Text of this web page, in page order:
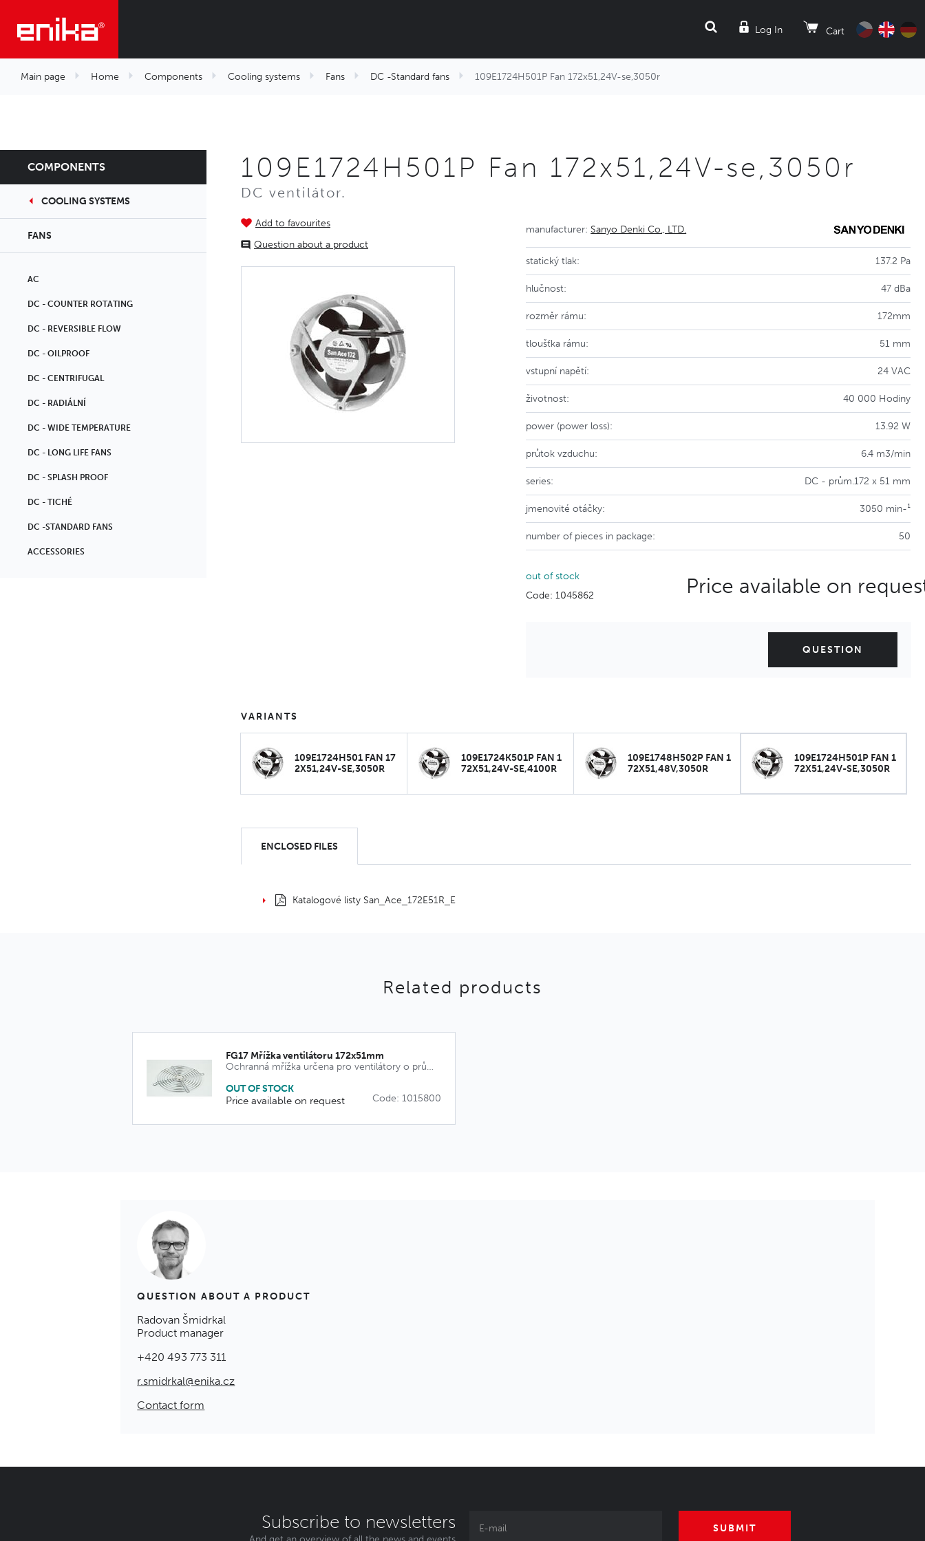
Log In Cart
SEARCH
Main page Home Components Cooling systems Fans DC -Standard fans 109E1724H501P Fan 172x51,24V-se,3050r
COMPONENTS
COOLING SYSTEMS
FANS
AC
DC - COUNTER ROTATING
DC - REVERSIBLE FLOW
DC - OILPROOF
DC - CENTRIFUGAL
DC - RADIÁLNÍ
DC - WIDE TEMPERATURE
DC - LONG LIFE FANS
DC - SPLASH PROOF
DC - TICHÉ
DC -STANDARD FANS
ACCESSORIES
109E1724H501P Fan 172x51,24V-se,3050r
DC ventilátor.
Add to favourites
Question about a product
manufacturer: Sanyo Denki Co., LTD.
statický tlak: 137.2 Pa
hlučnost: 47 dBa
rozměr rámu: 172mm
tloušťka rámu: 51 mm
vstupní napětí: 24 VAC
životnost: 40 000 Hodiny
power (power loss): 13.92 W
průtok vzduchu: 6.4 m3/min
series: DC - prům.172 x 51 mm
jmenovité otáčky: 3050 min-¹
number of pieces in package: 50
out of stock
Code: 1045862
Price available on
QUESTION
VARIANTS
109E1724H501 FAN 17
2X51,24V-SE,3050R
109E1724K501P FAN 1
72X51,24V-SE,4100R
109E1748H502P FAN 1
72X51,48V,3050R
109E1724H501P FAN 1
72X51,24V-SE,3050R
ENCLOSED FILES
Katalogové listy San_Ace_172E51R_E
Related products
FG17 Mřížka ventilátoru 172x51mm
Ochranná mřížka určena pro ventilátory o průměru 172mm.
OUT OF STOCK
Price available on request Code: 1015800
QUESTION ABOUT A PRODUCT
Radovan Šmidrkal
Product manager
+420 493 773 311
r.smidrkal@enika.cz
Contact form
Subscribe to newsletters SUBMIT